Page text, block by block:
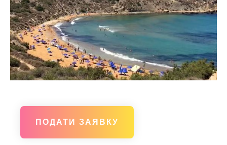
ПОДАТИ ЗАЯВКУ